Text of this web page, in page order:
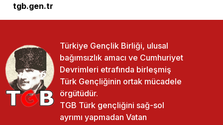
tgb.gen.tr
Türkiye Gençlik Birliği, ulusal
bağımsızlık amacı ve Cumhuriyet
Devrimleri etrafında birleşmiş
Türk Gençliğinin ortak mücadele
örgütüdür.
TGB Türk gençliğini sağ-sol
ayrımı yapmadan Vatan